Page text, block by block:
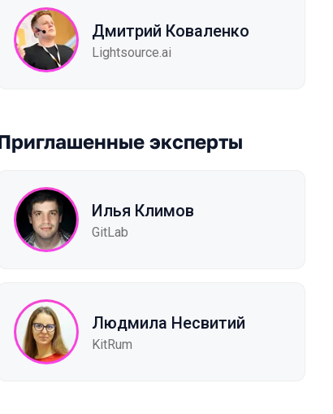
Дмитрий Коваленко
Lightsource.ai
эксперты
Илья Климов
GitLab
Людмила Несвитий
KitRum